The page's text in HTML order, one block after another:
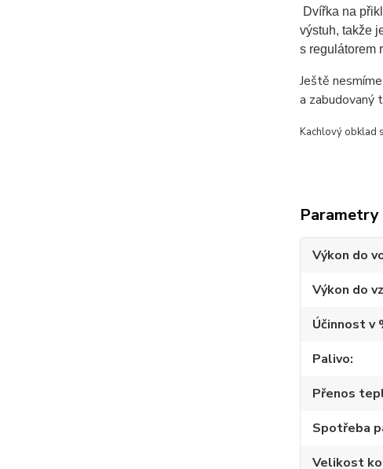
Dvířka na
výstuh, takže
s regulátorem
Ještě
a zabudovaný
Kachlový obklad
Parametry
Výkon do
Výkon do
Účinnost v
Palivo
Přenos
Spotřeba
Velikost